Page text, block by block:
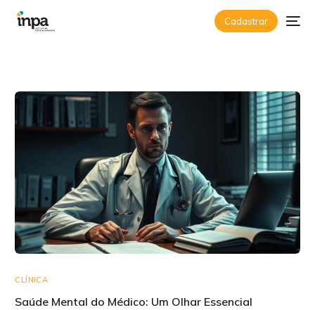
Cadastrar
CLÍNICA
Saúde Mental do Médico: Um Olhar Essencial